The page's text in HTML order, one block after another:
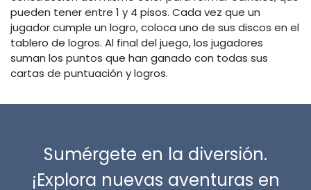
pueden tener entre 1 y 4 pisos. Cada vez que un
jugador cumple un logro, coloca uno de sus discos en el
tablero de logros. Al final del juego, los jugadores
suman los puntos que han ganado con todas sus
cartas de puntuación y logros.
Sumérgete en la diversión.
¡Explora nuevas aventuras en